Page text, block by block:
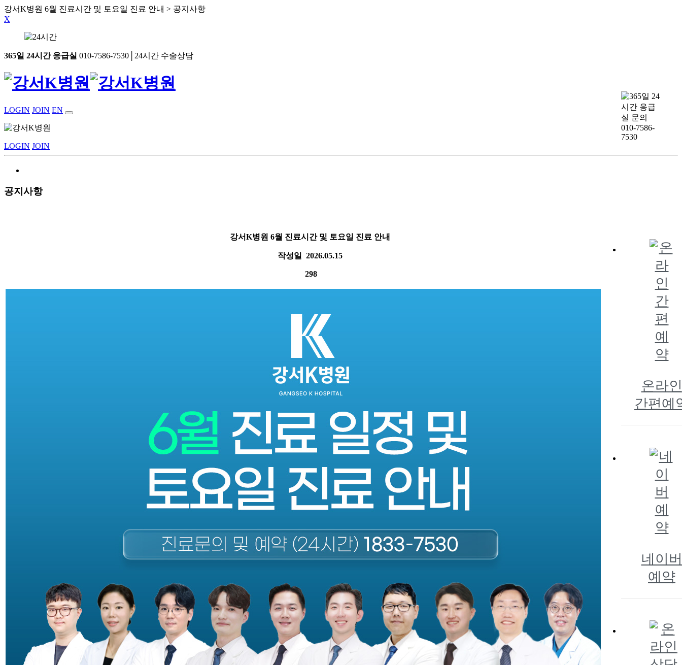
강서K병원 6월 진료시간 및 토요일 진료 안내 > 공지사항
X
365일 24시간 응급실 010-7586-7530│24시간 수술상담
LOGIN JOIN EN
LOGIN JOIN
공지사항
강서K병원 6월 진료시간 및 토요일 진료 안내
작성일 2026.05.15
298
온라인
간편예
네이버
예약